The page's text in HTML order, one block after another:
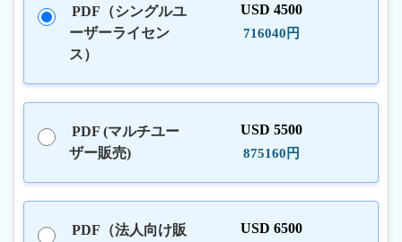
PDF（シングルユ
ーザーライセン
ス）
USD 4500
716040円
PDF (マルチユー
ザー販売)
USD 5500
875160円
PDF（法人向け販
USD 6500